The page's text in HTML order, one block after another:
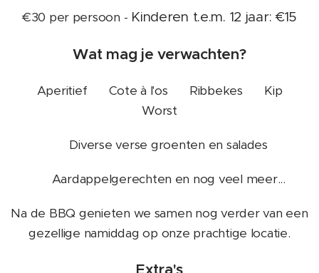
€30 per persoon - Kinderen t.e.m. 12 jaar: €15
Wat mag je verwachten?
🥂 Aperitief 🥩 Cote à l'os 🍖 Ribbekes 🍗 Kip 🌭
Worst
🥗 Diverse verse groenten en salades
🥔 Aardappelgerechten en nog veel meer...
Na de BBQ genieten we samen nog verder van een
gezellige namiddag op onze prachtige locatie.
Extra's